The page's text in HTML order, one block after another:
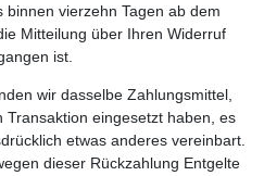
vierzehn Tagen ab dem
Mitteilung über Ihren Widerruf
ist.
wir dasselbe Zahlungsmittel,
eingesetzt haben, es
etwas anderes vereinbart.
dieser Rückzahlung Entgelte